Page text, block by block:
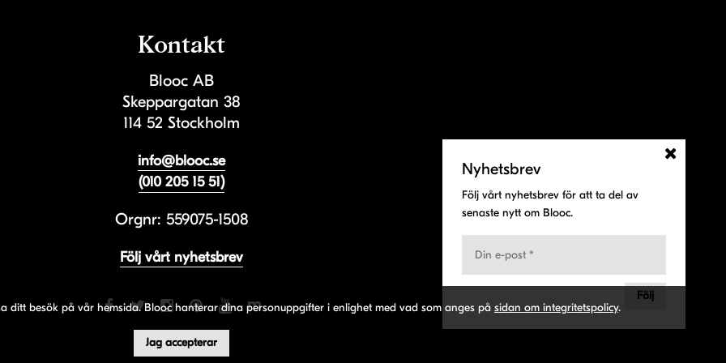
Kontakt
Blooc AB
Skeppargatan 38
114 52 Stockholm
info@blooc.se
(010 205 15 51)
Orgnr: 559075-1508
Följ vårt nyhetsbrev
ditt besök på vår hemsida. Blooc hanterar dina personuppgifter i enlighet med vad som anges på sidan om integritetspolicy.
Jag accepterar
Nyhetsbrev
Följ vårt nyhetsbrev för att ta del av
senaste nytt om Blooc.
Följ